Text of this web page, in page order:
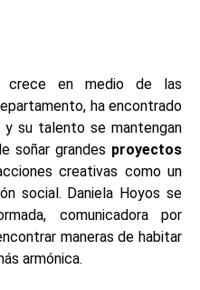
crece en medio de las
ha encontrado
y su talento se mantengan
soñar grandes proyectos
creativas como un
social. Daniela Hoyos se
comunicadora por
maneras de habitar
armónica.